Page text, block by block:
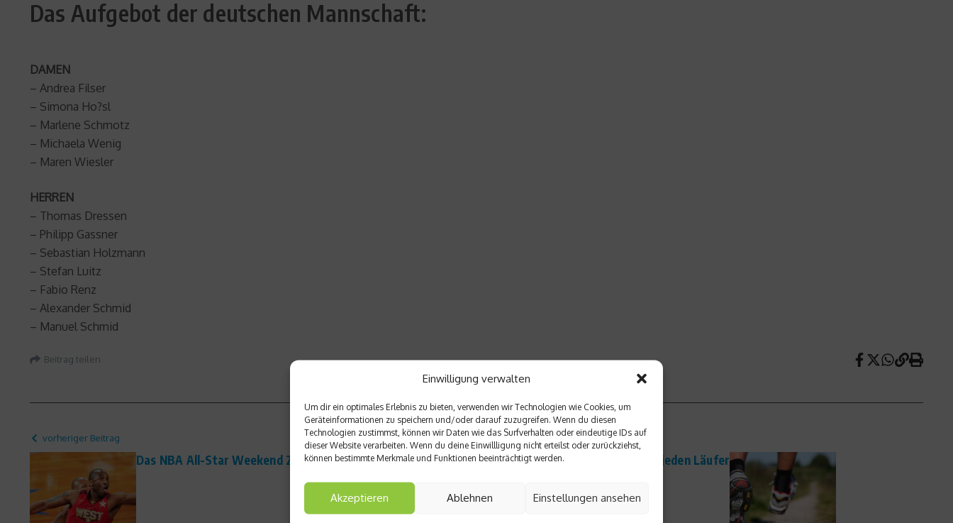
Einwilligung verwalten
Um dir ein optimales Erlebnis zu bieten, verwenden wir Technologien wie Cookies, um
Geräteinformationen zu speichern und/oder darauf zuzugreifen. Wenn du diesen
Technologien zustimmst, können wir Daten wie das Surfverhalten oder eindeutige IDs auf
dieser Website verarbeiten. Wenn du deine Einwillligung nicht erteilst oder zurückziehst,
können bestimmte Merkmale und Funktionen beeinträchtigt werden.
Akzeptieren Ablehnen Einstellungen ansehen
Das Aufgebot der deutschen Mannschaft:
DAMEN
– Andrea Filser
– Simona Ho?sl
– Marlene Schmotz
– Michaela Wenig
– Maren Wiesler
HERREN
– Thomas Dressen
– Philipp Gassner
– Sebastian Holzmann
– Stefan Luitz
– Fabio Renz
– Alexander Schmid
– Manuel Schmid
Beitrag teilen
vorheriger Beitrag
Das NBA All-Star Weekend 2012 – Was steht an?
Nächster Beitrag
Typfrage – Der richtige Schuh für jeden Läufer